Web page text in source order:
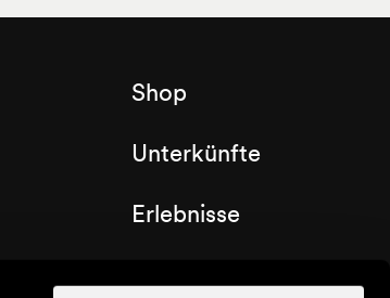
Shop
Unterkünfte
Erlebnisse